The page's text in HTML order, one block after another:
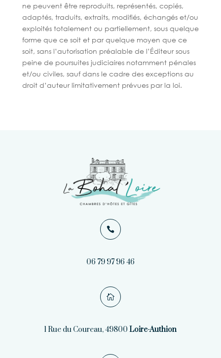
ne peuvent être reproduits, représentés, copiés,
adaptés, traduits, extraits, modifiés, échangés et/ou
exploités totalement ou partiellement, sous quelque
forme que ce soit et par quelque moyen que ce
soit, sans l’autorisation préalable de l’Éditeur sous
peine de poursuites judiciaires notamment pénales
et/ou civiles, sauf dans le cadre des exceptions au
droit d’auteur limitativement prévues par la loi.

06 79 97 96 46

1 Rue du Coureau, 49800Loire-Authion